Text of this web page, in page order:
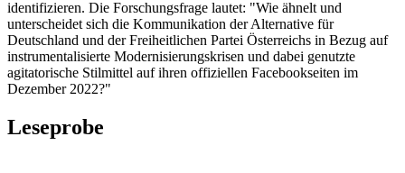
identifizieren. Die Forschungsfrage lautet: "Wie ähnelt und
unterscheidet sich die Kommunikation der Alternative für
Deutschland und der Freiheitlichen Partei Österreichs in Bezug auf
instrumentalisierte Modernisierungskrisen und dabei genutzte
agitatorische Stilmittel auf ihren offiziellen Facebookseiten im
Dezember 2022?"
Leseprobe